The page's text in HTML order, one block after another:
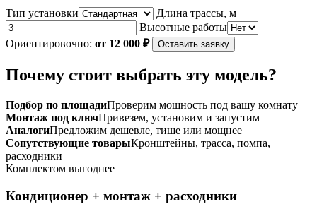
Тип установки
Длина трассы, м
Высотные работы
Ориентировочно: от 12 000 ₽ Оставить заявку
Почему стоит выбрать эту модель?
Подбор по площадиПроверим мощность под вашу комнату
Монтаж под ключПривезем, установим и запустим
АналогиПредложим дешевле, тише или мощнее
Сопутствующие товарыКронштейны, трасса, помпа,
расходники
Комплектом выгоднее
Кондиционер + монтаж + расходники